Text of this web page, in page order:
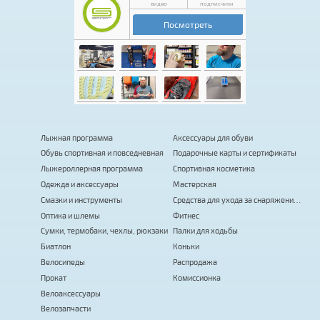
Лыжная программа
Обувь спортивная и повседневная
Лыжероллерная программа
Одежда и аксессуары
Смазки и инструменты
Оптика и шлемы
Сумки, термобаки, чехлы, рюкзаки
Биатлон
Велосипеды
Прокат
Велоаксессуары
Велозапчасти
Аксессуары для обуви
Подарочные карты и сертификаты
Спортивная косметика
Мастерская
Средства для ухода за снаряжением
Фитнес
Палки для ходьбы
Коньки
Распродажа
Комиссионка